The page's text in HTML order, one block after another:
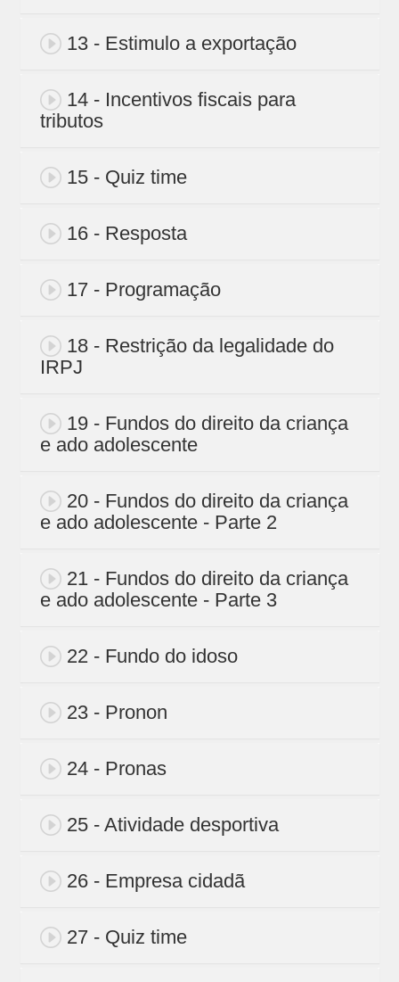
13 - Estimulo a exportação
14 - Incentivos fiscais para
tributos
15 - Quiz time
16 - Resposta
17 - Programação
18 - Restrição da legalidade do
IRPJ
19 - Fundos do direito da criança
e ado adolescente
20 - Fundos do direito da criança
e ado adolescente - Parte 2
21 - Fundos do direito da criança
e ado adolescente - Parte 3
22 - Fundo do idoso
23 - Pronon
24 - Pronas
25 - Atividade desportiva
26 - Empresa cidadã
27 - Quiz time